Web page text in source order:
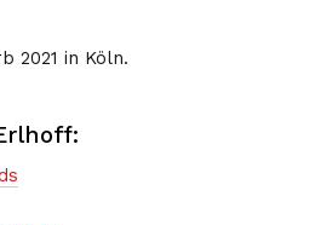
2021 in Köln.